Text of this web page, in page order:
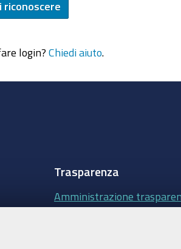
login? Chiedi aiuto
Trasparenza
Amministrazione